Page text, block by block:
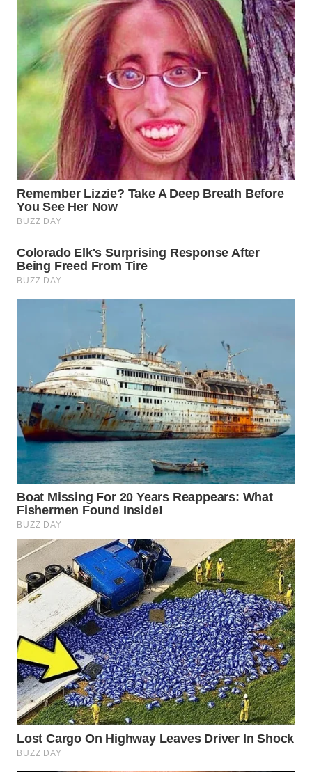
WN
KEPULAUAN
SERIBU
WN
TANGERANG
WN
BINJAI
WN
CIREBON
WN
INDRAMAYU
WN
WN
MAJALENGKA
WN
SUBANG
WN
SUKABUMI
WN
PURWAKARTA
WN
PRIANGAN
TIMUR
WN
SEMARANG
WN
SOLO
WN
BOROBUDUR